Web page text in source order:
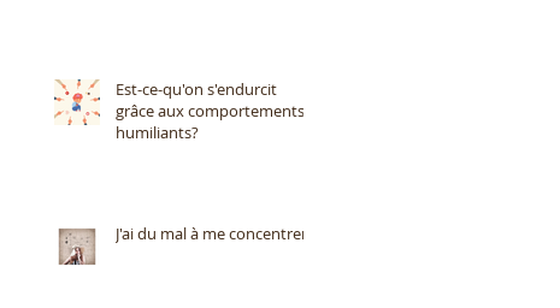
Est-ce-qu'on s'endurcit
grâce aux comportements
humiliants?
J'ai du mal à me concentrer